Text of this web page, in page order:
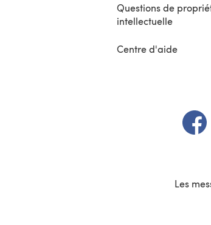
Questions de
intellectuelle
Centre d'aide
Les